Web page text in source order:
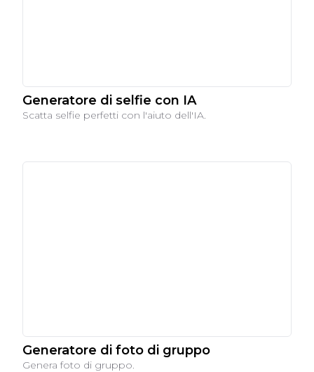
Generatore di selfie con IA
Scatta selfie perfetti con l'aiuto dell'IA.
Generatore di foto di gruppo
Genera foto di gruppo.